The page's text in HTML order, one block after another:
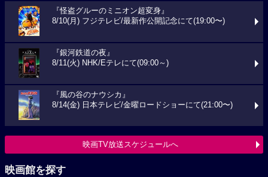
『怪盗グルーのミニオン超変身』
8/10(月) フジテレビ/最新作公開記念にて(19:00〜)
『銀河鉄道の夜』
8/11(火) NHK/Eテレにて(09:00～)
『風の谷のナウシカ』
8/14(金) 日本テレビ/金曜ロードショーにて(21:00〜)
映画TV放送スケジュールへ
映画館を探す